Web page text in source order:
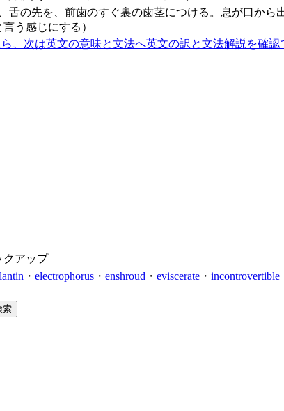
、舌の先を、前歯のすぐ裏の歯茎につける。息が口か
言う感じにする）
、次は英文の意味と文法へ英文の訳と文法解説を確認
クアップ
・ electrophorus ・ enshroud ・ eviscerate ・ incontrovertible